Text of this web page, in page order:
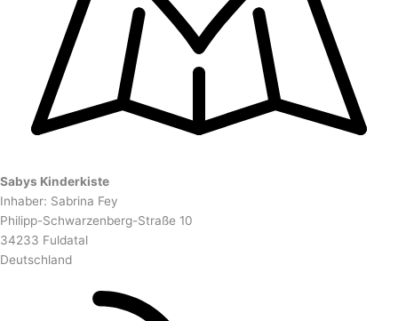
Sabys Kinderkiste
Inhaber: Sabrina Fey
Philipp-Schwarzenberg-Straße 10
34233 Fuldatal
Deutschland